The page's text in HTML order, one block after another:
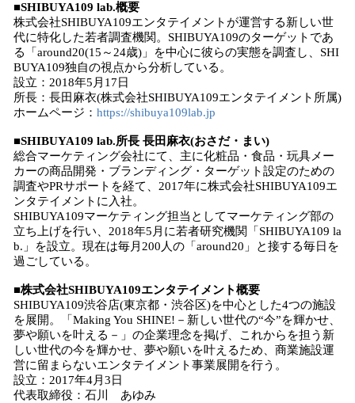
■SHIBUYA109 lab.概要
株式会社SHIBUYA109エンタテイメントが運営する新しい世
代に特化した若者調査機関。SHIBUYA109のターゲットであ
る「around20(15～24歳)」を中心に彼らの実態を調査し、SHI
BUYA109独自の視点から分析している。
設立：2018年5月17日
所長：長田麻衣(株式会社SHIBUYA109エンタテイメント所属)
ホームページ： https://shibuya109lab.jp
■SHIBUYA109 lab.所長 長田麻衣(おさだ・まい)
総合マーケティング会社にて、主に化粧品・食品・玩具メー
カーの商品開発・ブランディング・ターゲット設定のための
調査やPRサポートを経て、2017年に株式会社SHIBUYA109エ
ンタテイメントに入社。
SHIBUYA109マーケティング担当としてマーケティング部の
立ち上げを行い、2018年5月に若者研究機関「SHIBUYA109 la
b.」を設立。現在は毎月200人の「around20」と接する毎日を
過ごしている。
■株式会社SHIBUYA109エンタテイメント概要
SHIBUYA109渋谷店(東京都・渋谷区)を中心とした4つの施設
を展開。「Making You SHINE!－新しい世代の“今”を輝かせ、
夢や願いを叶える－」の企業理念を掲げ、これからを担う新
しい世代の今を輝かせ、夢や願いを叶えるため、商業施設運
営に留まらないエンタテイメント事業展開を行う。
設立：2017年4月3日
代表取締役：石川 あゆみ